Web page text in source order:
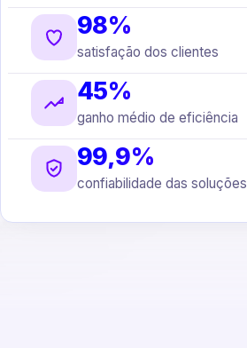
98%
satisfação dos clientes
45%
ganho médio de eficiência
99,9%
confiabilidade das soluções